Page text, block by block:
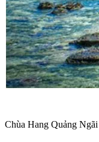
Chùa Hang Quảng